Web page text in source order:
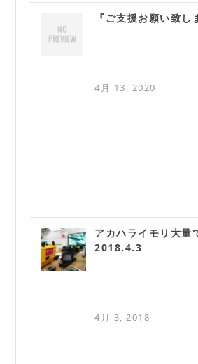
『ご支援お願い致し
4月 13, 2020
アカハライモリ大量
2018.4.3
4月 3, 2018